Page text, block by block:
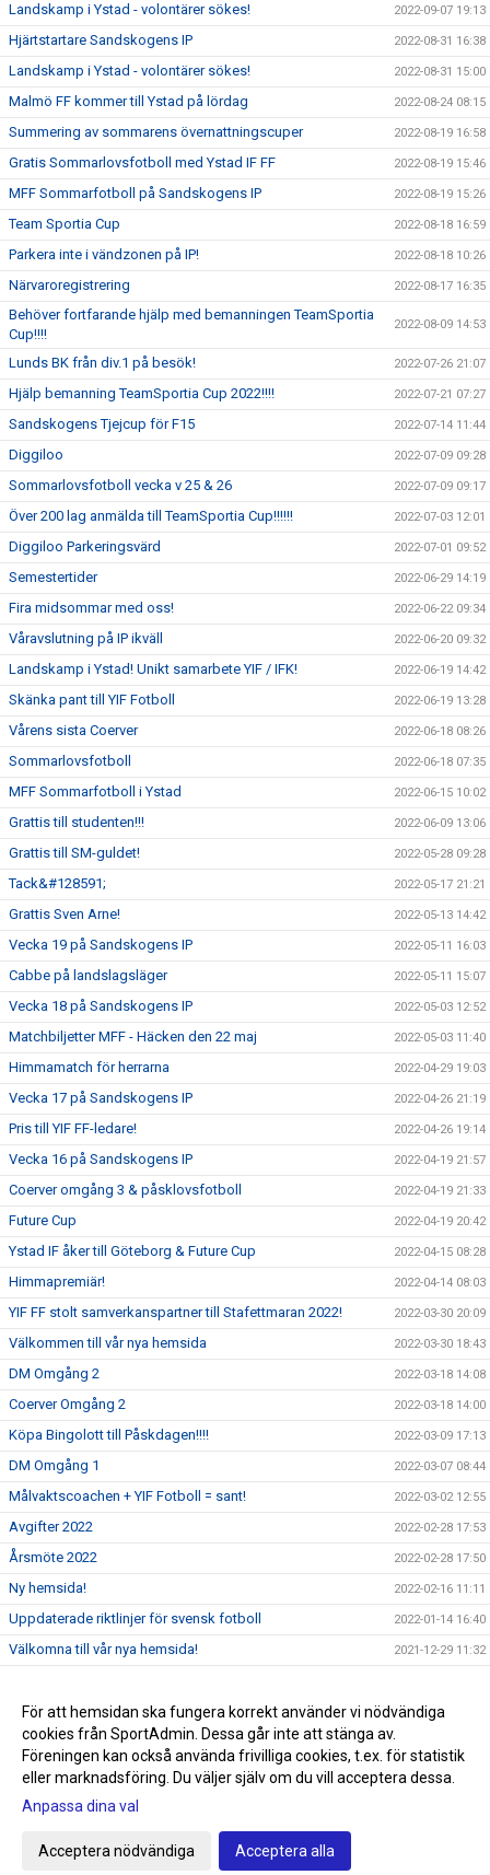
Landskamp i Ystad - volontärer sökes! 2022-09-07 19:13
Hjärtstartare Sandskogens IP 2022-08-31 16:38
Landskamp i Ystad - volontärer sökes! 2022-08-31 15:00
Malmö FF kommer till Ystad på lördag 2022-08-24 08:15
Summering av sommarens övernattningscuper 2022-08-19 16:58
Gratis Sommarlovsfotboll med Ystad IF FF 2022-08-19 15:46
MFF Sommarfotboll på Sandskogens IP 2022-08-19 15:26
Team Sportia Cup 2022-08-18 16:59
Parkera inte i vändzonen på IP! 2022-08-18 10:26
Närvaroregistrering 2022-08-17 16:35
Behöver fortfarande hjälp med bemanningen TeamSportia
Cup!!!!
2022-08-09 14:53
Lunds BK från div.1 på besök! 2022-07-26 21:07
Hjälp bemanning TeamSportia Cup 2022!!!! 2022-07-21 07:27
Sandskogens Tjejcup för F15 2022-07-14 11:44
Diggiloo 2022-07-09 09:28
Sommarlovsfotboll vecka v 25 & 26 2022-07-09 09:17
Över 200 lag anmälda till TeamSportia Cup!!!!!! 2022-07-03 12:01
Diggiloo Parkeringsvärd 2022-07-01 09:52
Semestertider 2022-06-29 14:19
Fira midsommar med oss! 2022-06-22 09:34
Våravslutning på IP ikväll 2022-06-20 09:32
Landskamp i Ystad! Unikt samarbete YIF / IFK! 2022-06-19 14:42
Skänka pant till YIF Fotboll 2022-06-19 13:28
Vårens sista Coerver 2022-06-18 08:26
Sommarlovsfotboll 2022-06-18 07:35
MFF Sommarfotboll i Ystad 2022-06-15 10:02
Grattis till studenten!!! 2022-06-09 13:06
Grattis till SM-guldet! 2022-05-28 09:28
Tack&#128591; 2022-05-17 21:21
Grattis Sven Arne! 2022-05-13 14:42
Vecka 19 på Sandskogens IP 2022-05-11 16:03
Cabbe på landslagsläger 2022-05-11 15:07
Vecka 18 på Sandskogens IP 2022-05-03 12:52
Matchbiljetter MFF - Häcken den 22 maj 2022-05-03 11:40
Himmamatch för herrarna 2022-04-29 19:03
Vecka 17 på Sandskogens IP 2022-04-26 21:19
Pris till YIF FF-ledare! 2022-04-26 19:14
Vecka 16 på Sandskogens IP 2022-04-19 21:57
Coerver omgång 3 & påsklovsfotboll 2022-04-19 21:33
Future Cup 2022-04-19 20:42
Ystad IF åker till Göteborg & Future Cup 2022-04-15 08:28
Himmapremiär! 2022-04-14 08:03
YIF FF stolt samverkanspartner till Stafettmaran 2022! 2022-03-30 20:09
Välkommen till vår nya hemsida 2022-03-30 18:43
DM Omgång 2 2022-03-18 14:08
Coerver Omgång 2 2022-03-18 14:00
Köpa Bingolott till Påskdagen!!!! 2022-03-09 17:13
DM Omgång 1 2022-03-07 08:44
Målvaktscoachen + YIF Fotboll = sant! 2022-03-02 12:55
Avgifter 2022 2022-02-28 17:53
Årsmöte 2022 2022-02-28 17:50
Ny hemsida! 2022-02-16 11:11
Uppdaterade riktlinjer för svensk fotboll 2022-01-14 16:40
Välkomna till vår nya hemsida! 2021-12-29 11:32
Sommaren räddad 2021-06-23 15:32
Påminnelse Fotografering V25!!!! 2021-06-20 15:33
Gå till Webbversion
För att hemsidan ska fungera korrekt använder vi nödvändiga
cookies från SportAdmin. Dessa går inte att stänga av.
Föreningen kan också använda frivilliga cookies, t.ex. för statistik
eller marknadsföring. Du väljer själv om du vill acceptera dessa.
Anpassa dina val
Acceptera nödvändiga Acceptera alla